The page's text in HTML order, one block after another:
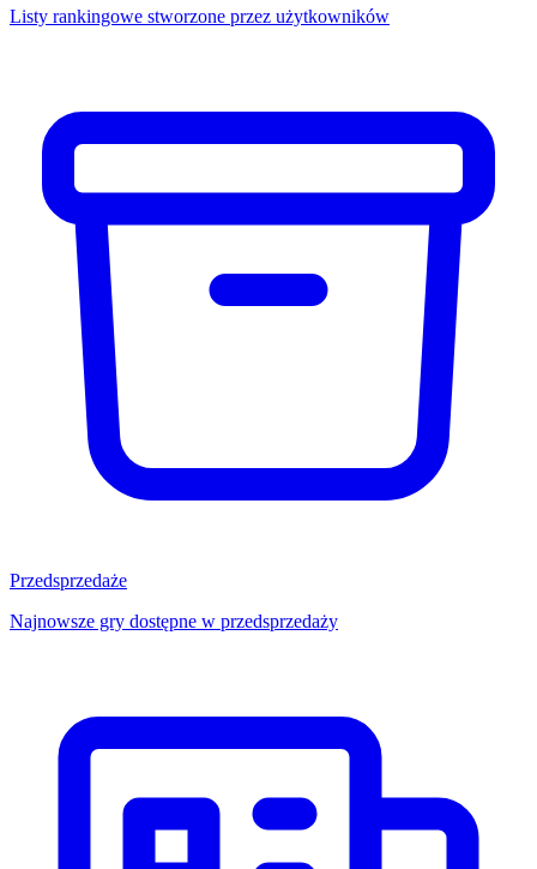
Listy rankingowe stworzone przez użytkowników
Przedsprzedaże
Najnowsze gry dostępne w przedsprzedaży